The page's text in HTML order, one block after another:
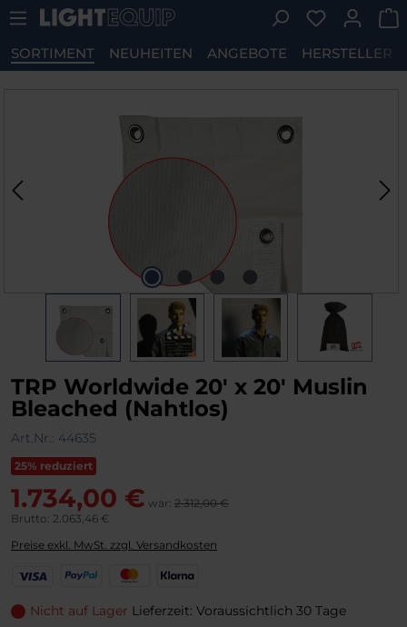
Zum Hauptinhalt springen Du hast 0
SORTIMENT NEUHEITEN ANGEBOTE HERSTELLER
TRP Worldwide 20' x 20' Muslin
Bleached (Nahtlos)
Art.Nr.: 44635
25% reduziert
1.734,00 € war: 2.312,00 €
Brutto: 2.063,46 €
Preise exkl. MwSt. zzgl. Versandkosten
s
P
y
s
K
a
Nicht auf Lager Lieferzeit: Voraussichtlich 30 Tage